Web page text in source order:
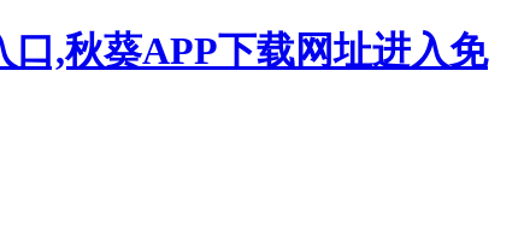
,秋葵APP下载网址进入免